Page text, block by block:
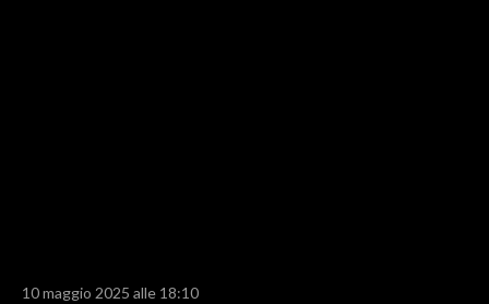
CALCIO
10 maggio 2025 alle 18:10